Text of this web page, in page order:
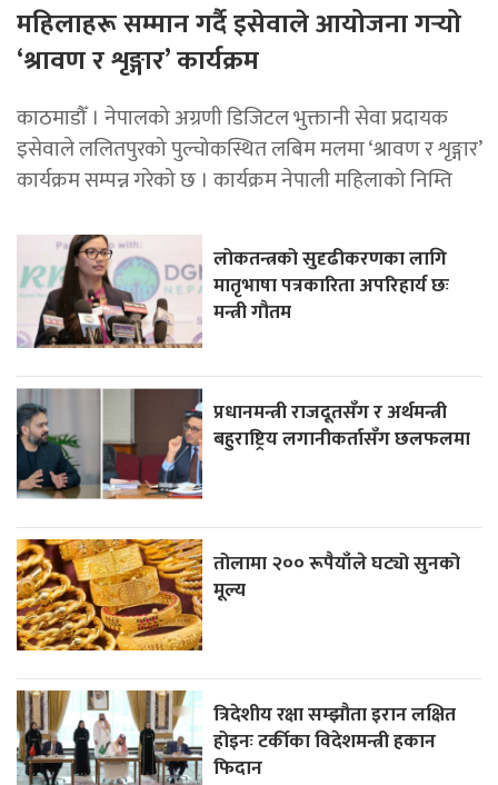
महिलाहरू सम्मान गर्दै इसेवाले आयोजना गर्‍यो
‘श्रावण र शृङ्गार’ कार्यक्रम
काठमाडौँ । नेपालको अग्रणी डिजिटल भुक्तानी सेवा प्रदायक
इसेवाले ललितपुरको पुल्चोकस्थित लबिम मलमा ‘श्रावण र शृङ्गार’
कार्यक्रम सम्पन्न गरेको छ । कार्यक्रम नेपाली महिलाको निम्ति
लोकतन्त्रको सुदृढीकरणका लागि
मातृभाषा पत्रकारिता अपरिहार्य छः
मन्त्री गौतम
प्रधानमन्त्री राजदूतसँग र अर्थमन्त्री
बहुराष्ट्रिय लगानीकर्तासँग छलफलमा
तोलामा २०० रूपैयाँले घट्यो सुनको
मूल्य
त्रिदेशीय रक्षा सम्झौता इरान लक्षित
होइनः टर्कीका विदेशमन्त्री हकान
फिदान